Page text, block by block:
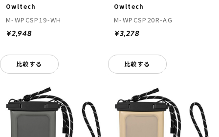
Owltech
M-WPCSP19-WH
¥2,948
比較する
Owltech
M-WPCSP20R-AG
¥3,278
比較する